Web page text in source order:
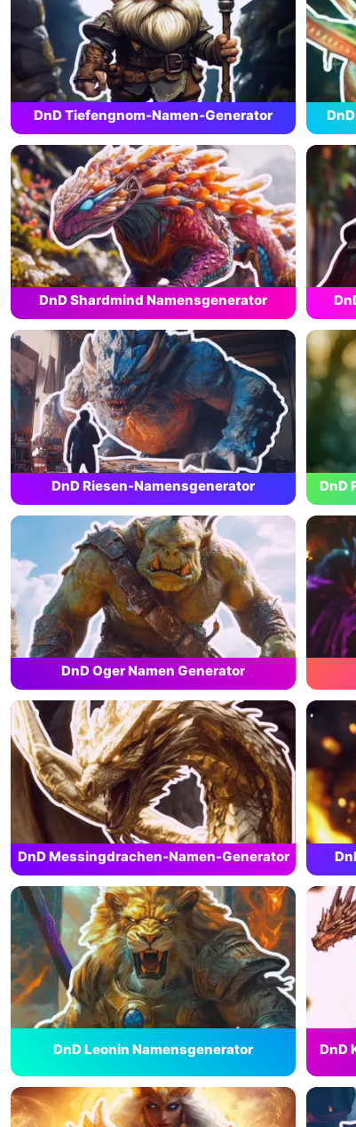
DnD Tiefengnom-Namen-Generator
DnD Shardmind Namensgenerator
DnD Riesen-Namensgenerator DnD
DnD Oger Namen Generator
DnD Messingdrachen-Namen-Generator
DnD Leonin Namensgenerator DnD